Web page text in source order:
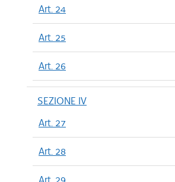
Art. 24
Art. 25
Art. 26
SEZIONE IV
Art. 27
Art. 28